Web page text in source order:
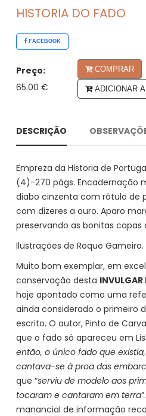
HISTORIA DO FADO
FACEBOOK
Preço:
65.00 €
COMPRAR
ADICIONAR
DESCRIÇÃO
Empreza da Historia de
(4)-270 págs. Encadernação
diabo cinzenta com rótulo de
com dizeres a ouro. Aparo
preservando as bonitas capas
Ilustrações de Roque Gameiro.
Muito bom exemplar, em
conservação desta INVULGAR
hoje apontado como uma
ainda considerado o primeiro
escrito. O autor, Pinto de
que o fado só apareceu em
então, o único fado que
cantava-se à proa das
que “serviu de modelo aos
tocaram e cantaram em terra
manancial de informação